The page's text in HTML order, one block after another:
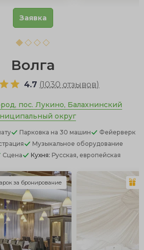
Заявка
Волга
4.7 (1030 отзывов)
пос. Лукино, Балахнинский
округ
Парковка на 30 машин
Фейерверк
Музыкальное оборудование
Сцена Кухня: Русская, европейская
за бронирование